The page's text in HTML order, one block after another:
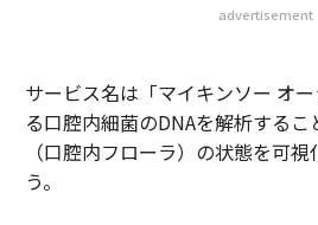
advertisement
サービス名は「マイキンソー オ
る口腔内細菌のDNAを解析する
（口腔内フローラ）の状態を可
う。